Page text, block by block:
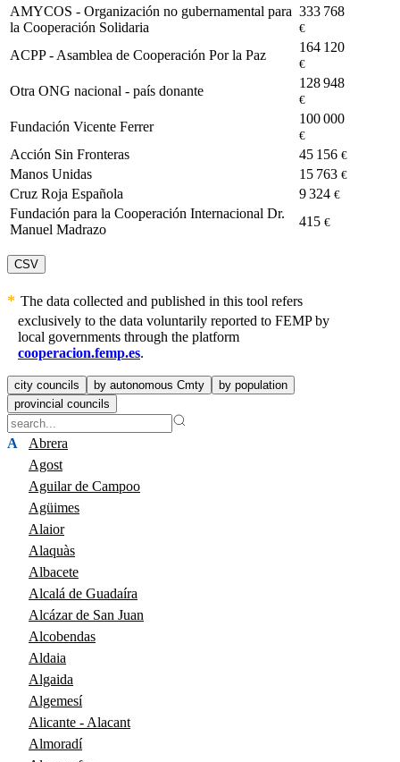
AMYCOS - Organización no gubernamental para
la Cooperación Solidaria
333 768
€
ACPP - Asamblea de Cooperación Por la Paz
164 120
€
Otra ONG nacional - país donante
128 948
€
Fundación Vicente Ferrer
100 000
€
Acción Sin Fronteras 45 156 €
Manos Unidas 15 763 €
Cruz Roja Española 9 324 €
Fundación para la Cooperación Internacional Dr.
Manuel Madrazo
415 €
CSV
The data collected and published in this tool refers
exclusively to the data voluntarily reported to FEMP by
local governments through the platform
cooperacion.femp.es.
city councils by autonomous Cmty
by population
provincial councils
A
Abrera
Agost
Aguilar de Campoo
Agüimes
Alaior
Alaquàs
Albacete
Alcalá de Guadaíra
Alcázar de San Juan
Alcobendas
Aldaia
Algaida
Algemesí
Alicante - Alacant
Almoradí